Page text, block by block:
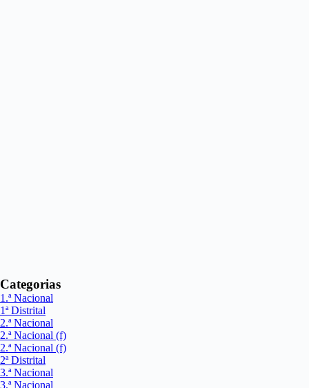
Categorias
1.ª Nacional
1ª Distrital
2.ª Nacional
2.ª Nacional (f)
2.ª Nacional (f)
2ª Distrital
3.ª Nacional
3.ª Nacional